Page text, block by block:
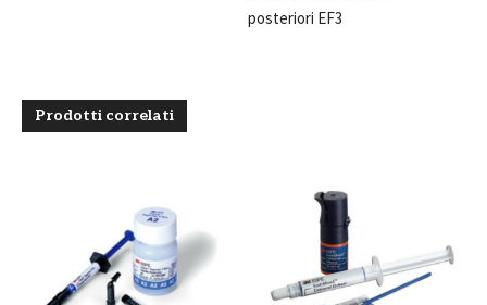
posteriori EF3
Prodotti correlati